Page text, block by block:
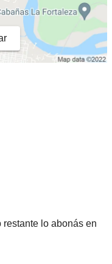
lo abonás en